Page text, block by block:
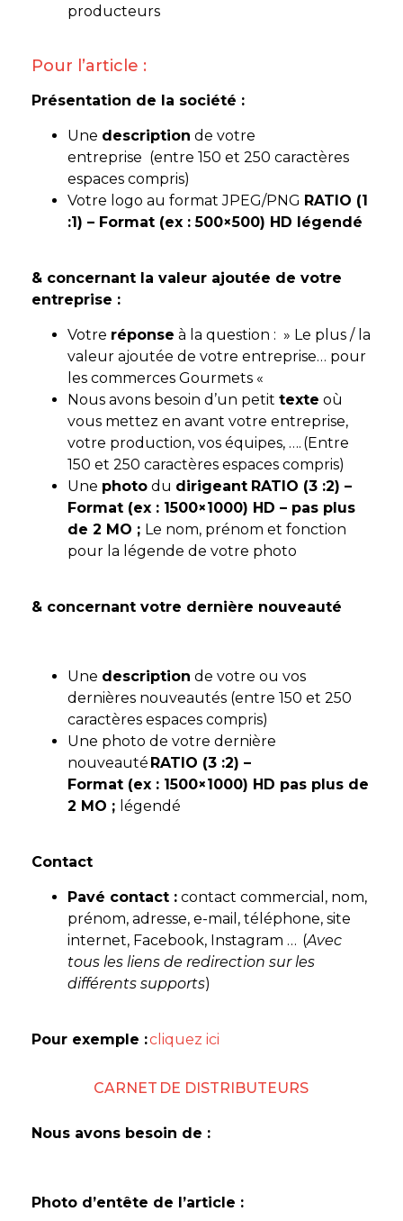
producteurs
Pour l’article :
Présentation de la société :
Une description de votre
entreprise (entre 150 et 250 caractères
espaces compris)
Votre logo au format JPEG/PNG RATIO (1
:1) – Format (ex : 500×500) HD légendé
& concernant la valeur ajoutée de votre
entreprise :
Votre réponse à la question : » Le plus / la
valeur ajoutée de votre entreprise… pour
les commerces Gourmets «
Nous avons besoin d’un petit texte où
vous mettez en avant votre entreprise,
votre production, vos équipes, …. (Entre
150 et 250 caractères espaces compris)
Une photo du dirigeant RATIO (3 :2) –
Format (ex : 1500×1000) HD – pas plus
de 2 MO ; Le nom, prénom et fonction
pour la légende de votre photo
& concernant votre dernière nouveauté
Une description de votre ou vos
dernières nouveautés (entre 150 et 250
caractères espaces compris)
Une photo de votre dernière
nouveauté RATIO (3 :2) –
Format (ex : 1500×1000) HD pas plus de
2 MO ; légendé
Contact
Pavé contact : contact commercial, nom,
prénom, adresse, e-mail, téléphone, site
internet, Facebook, Instagram … (Avec
tous les liens de redirection sur les
différents supports)
Pour exemple :cliquez ici
CARNET DE DISTRIBUTEURS
Nous avons besoin de :
Photo d’entête de l’article :